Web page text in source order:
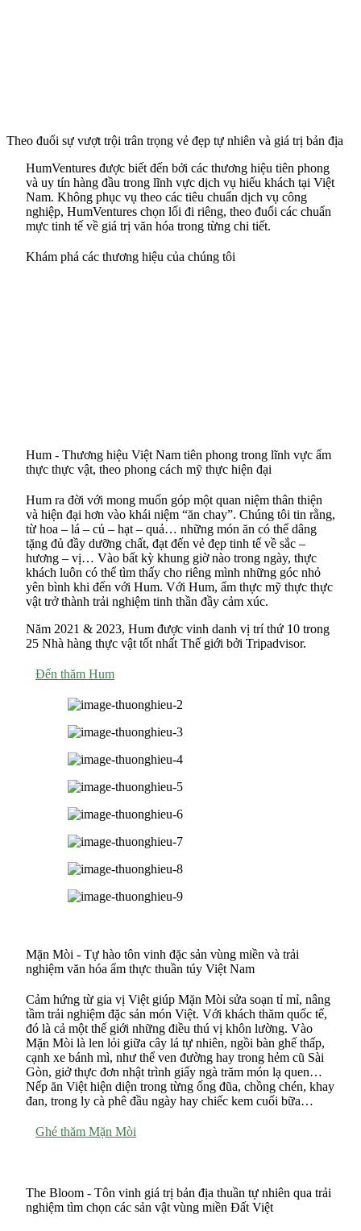
Theo đuổi sự vượt trội trân trọng vẻ đẹp tự nhiên và giá trị bản địa
HumVentures được biết đến bởi các thương hiệu tiên phong
và uy tín hàng đầu trong lĩnh vực dịch vụ hiếu khách tại Việt
Nam. Không phục vụ theo các tiêu chuẩn dịch vụ công
nghiệp, HumVentures chọn lối đi riêng, theo đuổi các chuẩn
mực tinh tế về giá trị văn hóa trong từng chi tiết.
Khám phá các thương hiệu của chúng tôi
Hum - Thương hiệu Việt Nam tiên phong trong lĩnh vực ẩm
thực thực vật, theo phong cách mỹ thực hiện đại
Hum ra đời với mong muốn góp một quan niệm thân thiện
và hiện đại hơn vào khái niệm “ăn chay”. Chúng tôi tin rằng,
từ hoa – lá – củ – hạt – quả… những món ăn có thể dâng
tặng đủ đầy dưỡng chất, đạt đến vẻ đẹp tinh tế về sắc –
hương – vị… Vào bất kỳ khung giờ nào trong ngày, thực
khách luôn có thể tìm thấy cho riêng mình những góc nhỏ
yên bình khi đến với Hum. Với Hum, ẩm thực mỹ thực thực
vật trở thành trải nghiệm tinh thần đầy cảm xúc.
Năm 2021 & 2023, Hum được vinh danh vị trí thứ 10 trong
25 Nhà hàng thực vật tốt nhất Thế giới bởi Tripadvisor.
Đến thăm Hum
Mặn Mòi - Tự hào tôn vinh đặc sản vùng miền và trải
nghiệm văn hóa ẩm thực thuần túy Việt Nam
Cảm hứng từ gia vị Việt giúp Mặn Mòi sửa soạn tỉ mỉ, nâng
tầm trải nghiệm đặc sản món Việt. Với khách thăm quốc tế,
đó là cả một thế giới những điều thú vị khôn lường. Vào
Mặn Mòi là len lỏi giữa cây lá tự nhiên, ngồi bàn ghế thấp,
cạnh xe bánh mì, như thể ven đường hay trong hẻm cũ Sài
Gòn, giở thực đơn nhật trình giấy ngà trăm món lạ quen…
Nếp ăn Việt hiện diện trong từng ống đũa, chồng chén, khay
đan, trong ly cà phê đầu ngày hay chiếc kem cuối bữa…
Ghé thăm Mặn Mòi
The Bloom - Tôn vinh giá trị bản địa thuần tự nhiên qua trải
nghiệm tìm chọn các sản vật vùng miền Đất Việt